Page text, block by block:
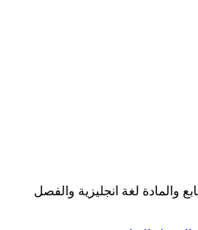
لغة انجليزية والفصل